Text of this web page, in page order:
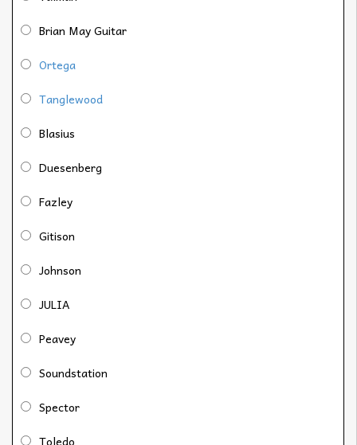
Brian May Guitar
Ortega
Tanglewood
Blasius
Duesenberg
Fazley
Gitison
Johnson
JULIA
Peavey
Soundstation
Spector
Toledo